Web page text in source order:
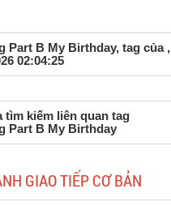
Part B My Birthday, tag của ,
02:04:25
tìm kiếm liên quan tag
Part B My Birthday
GIAO TIẾP CƠ BẢN